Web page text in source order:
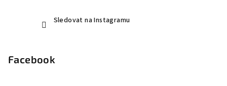
Sledovat na Instagramu
Facebook